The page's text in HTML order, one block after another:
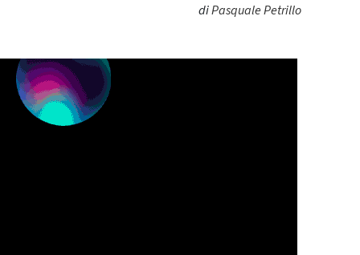
diPasquale Petrillo